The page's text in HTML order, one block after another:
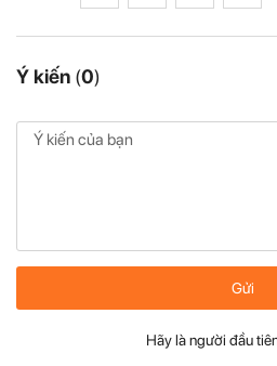
Ý kiến (0)
Gửi
Hãy là người đầu